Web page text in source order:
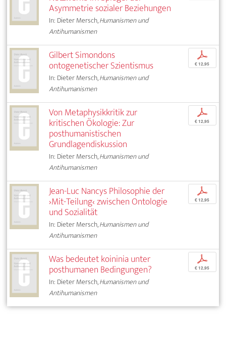
Asymmetrie sozialer Beziehungen
In: Dieter Mersch,Humanismen und
Antihumanismen
Gilbert Simondons
ontogenetischer Szientismus
In: Dieter Mersch,Humanismen und
Antihumanismen
p
€ 12,95
Von Metaphysikkritik zur
kritischen Ökologie: Zur
posthumanistischen
Grundlagendiskussion
In: Dieter Mersch,Humanismen und
Antihumanismen
p
€ 12,95
Jean-Luc Nancys Philosophie der
›Mit-Teilung‹ zwischen Ontologie
und Sozialität
In: Dieter Mersch,Humanismen und
Antihumanismen
p
€ 12,95
Was bedeutet koininia unter
posthumanen Bedingungen?
In: Dieter Mersch,Humanismen und
Antihumanismen
p
€ 12,95